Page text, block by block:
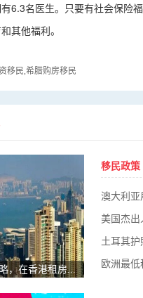
6.3名医生。只要有社会保险
其他福利。
移民,希腊购房移民
香港定居生活攻略，在香港租房需要注意哪些方面
移民政策
澳大利亚
美国杰出
欧洲最